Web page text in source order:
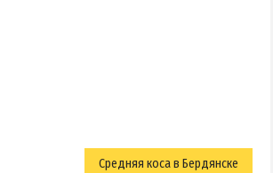
Средняя коса в Бердянске